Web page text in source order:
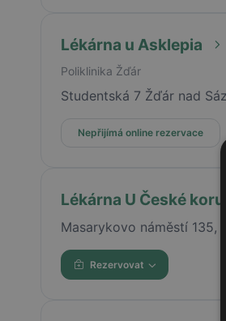
Lékárna u Asklepia
Poliklinika Žďár
Studentská 7 Žďár nad
Nepřijímá online rezervace
Lékárna U České
Masarykovo náměstí 135,
Rezervovat